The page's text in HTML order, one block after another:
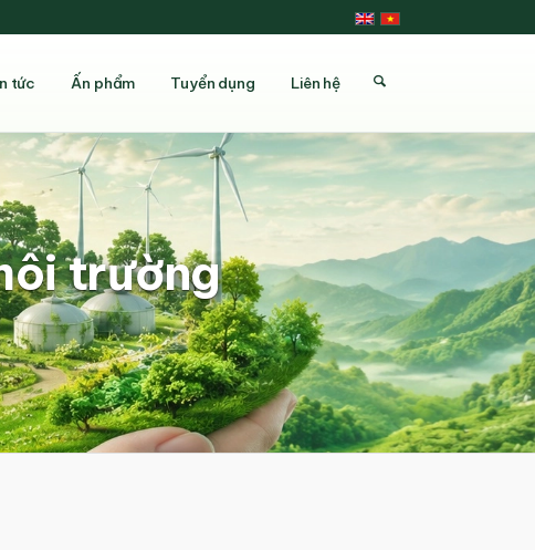
tức Ấn phẩm Tuyển dụng Liên hệ
trường